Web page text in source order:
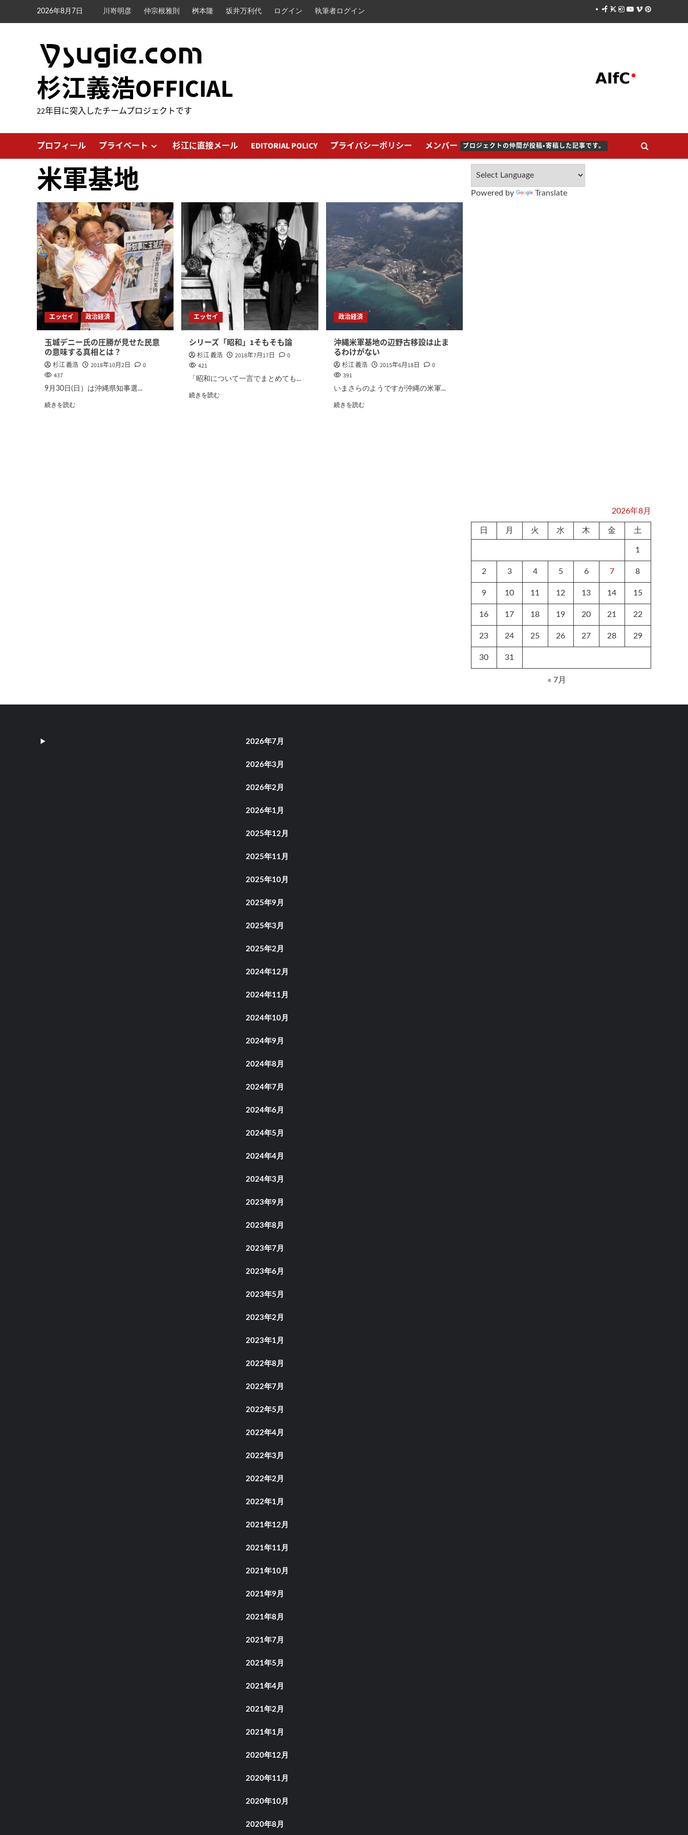
2026年8月7日 川嵜明彦 仲宗根雅則 桝本隆 坂井万利代 ログイン 執筆者ログイン Facebook
X Instagram
Youtube
VimeoPinterest
杉江義浩OFFICIAL
22年目に突入したチームプロジェクトです
プロフィール プライベート 杉江に直接メール EDITORIAL POLICY プライバシーポリシー メンバー プロジェクトの仲間が投稿・寄稿した記事です。
米軍基地
エッセイ 政治経済
玉城デニー氏の圧勝が見せた民意
の意味する真相とは？
杉江 義浩 2018年10月2日
0
437
9月30日(日）は沖縄県知事選...
続きを読む
エッセイ
シリーズ「昭和」1そもそも論
杉江 義浩 2018年7月17日
0
421
「昭和について一言でまとめても...
続きを読む
政治経済
沖縄米軍基地の辺野古移設は止ま
るわけがない
杉江 義浩 2015年6月18日
0
391
いまさらのようですが沖縄の米軍...
続きを読む
Powered by Translate
2026年8月
日 月 火 水 木 金 土
1
2 3 4 5 6 7 8
9 10 11 12 13 14 15
16 17 18 19 20 21 22
23 24 25 26 27 28 29
30 31
« 7月
2026年7月
2026年3月
2026年2月
2026年1月
2025年12月
2025年11月
2025年10月
2025年9月
2025年3月
2025年2月
2024年12月
2024年11月
2024年10月
2024年9月
2024年8月
2024年7月
2024年6月
2024年5月
2024年4月
2024年3月
2023年9月
2023年8月
2023年7月
2023年6月
2023年5月
2023年2月
2023年1月
2022年8月
2022年7月
2022年5月
2022年4月
2022年3月
2022年2月
2022年1月
2021年12月
2021年11月
2021年10月
2021年9月
2021年8月
2021年7月
2021年5月
2021年4月
2021年2月
2021年1月
2020年12月
2020年11月
2020年10月
2020年8月